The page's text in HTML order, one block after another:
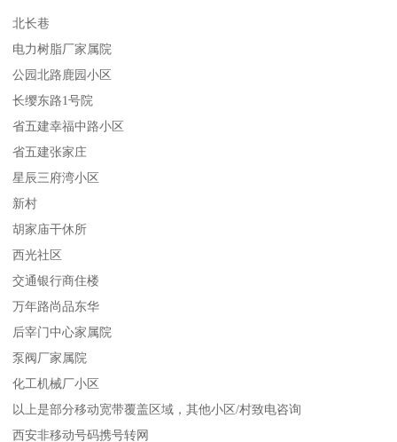
北长巷
电力树脂厂家属院
公园北路鹿园小区
长缨东路1号院
省五建幸福中路小区
省五建张家庄
星辰三府湾小区
新村
胡家庙干休所
西光社区
交通银行商住楼
万年路尚品东华
后宰门中心家属院
泵阀厂家属院
化工机械厂小区
以上是部分移动宽带覆盖区域，其他小区/村致电咨询
西安非移动号码携号转网